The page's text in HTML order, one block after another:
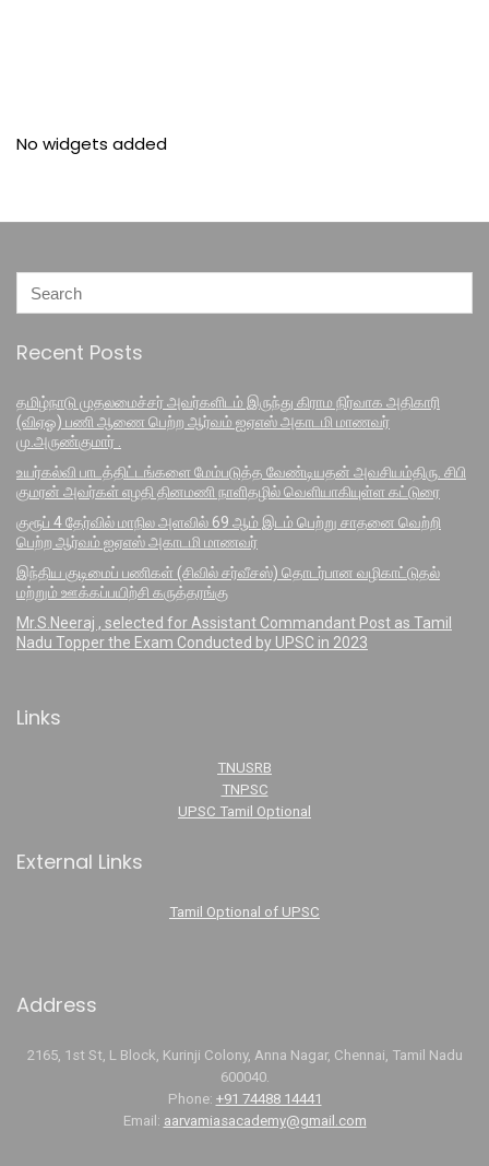
No widgets added
Recent Posts
தமிழ்நாடு முதலமைச்சர் அவர்களிடம் இருந்து கிராம நிர்வாக அதிகாரி
(விஏஓ) பணி ஆணை பெற்ற ஆர்வம் ஐஏஎஸ் அகாடமி மாணவர்
மு.அருண்குமார் .
உயர்கல்வி பாடத்திட்டங்களை மேம்படுத்த வேண்டியதன் அவசியம்திரு. சிபி
குமரன் அவர்கள் எழதி தினமணி நாளிதழில் வெளியாகியுள்ள கட்டுரை
குரூப் 4 தேர்வில் மாநில அளவில் 69 ஆம் இடம் பெற்று சாதனை வெற்றி
பெற்ற ஆர்வம் ஐஏஎஸ் அகாடமி மாணவர்
இந்திய குடிமைப் பணிகள் (சிவில் சர்வீசஸ்) தொடர்பான வழிகாட்டுதல்
மற்றும் ஊக்கப்பயிற்சி கருத்தரங்கு
Mr.S.Neeraj , selected for Assistant Commandant Post as Tamil
Nadu Topper the Exam Conducted by UPSC in 2023
Links
TNUSRB
TNPSC
UPSC Tamil Optional
External Links
Tamil Optional of UPSC
Address
2165, 1st St, L Block, Kurinji Colony, Anna Nagar, Chennai, Tamil Nadu
600040.
Phone: +91 74488 14441
Email: aarvamiasacademy@gmail.com